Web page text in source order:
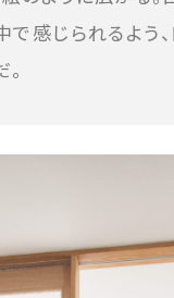
感じられるよう